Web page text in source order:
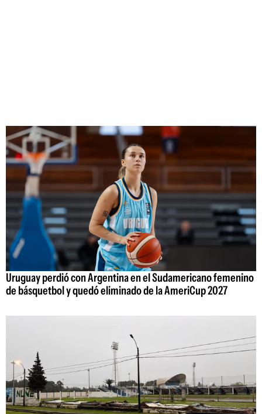
Uruguay perdió con Argentina en el Sudamericano femenino
de básquetbol y quedó eliminado de la AmeriCup 2027